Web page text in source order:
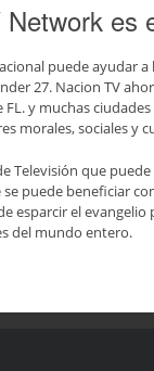
Network es
puede ayudar
27. Nacion TV
FL. y muchas
morales, sociales y
Televisión que
puede beneficiar
esparcir el
del mundo entero.